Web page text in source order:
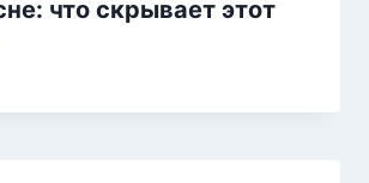
что скрывает этот